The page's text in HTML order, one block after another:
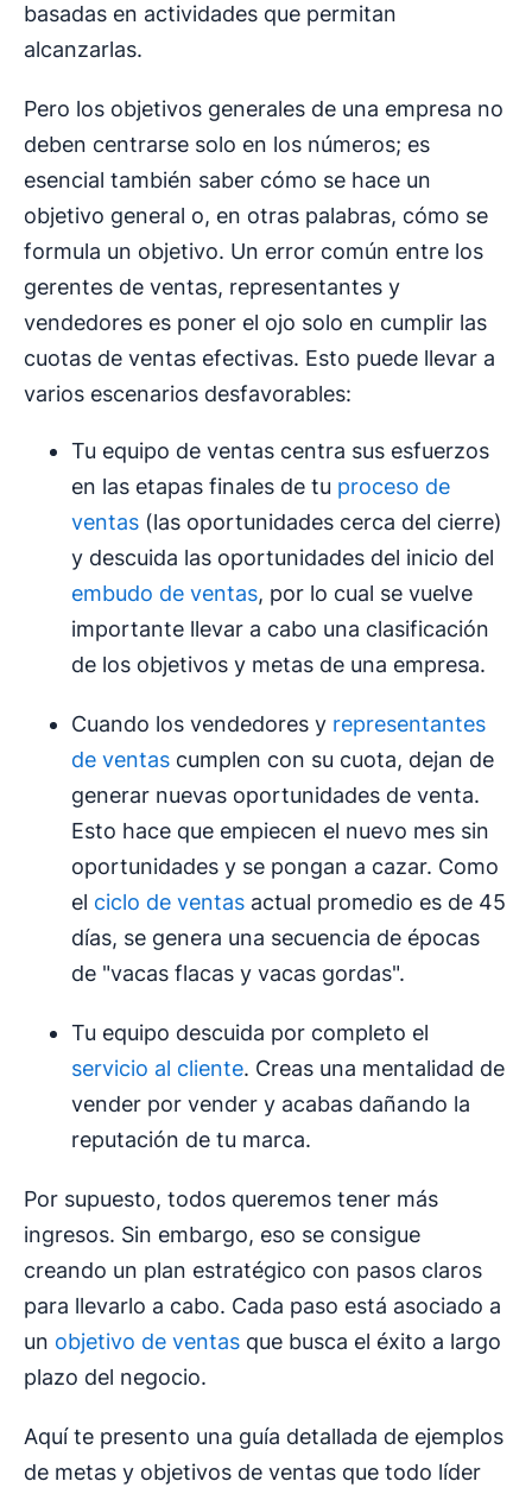
basadas en actividades que permitan
alcanzarlas.
Pero los objetivos generales de una empresa no
deben centrarse solo en los números; es
esencial también saber cómo se hace un
objetivo general o, en otras palabras, cómo se
formula un objetivo. Un error común entre los
gerentes de ventas, representantes y
vendedores es poner el ojo solo en cumplir las
cuotas de ventas efectivas. Esto puede llevar a
varios escenarios desfavorables:
Tu equipo de ventas centra sus esfuerzos
en las etapas finales de tu proceso de
ventas (las oportunidades cerca del cierre)
y descuida las oportunidades del inicio del
embudo de ventas, por lo cual se vuelve
importante llevar a cabo una clasificación
de los objetivos y metas de una empresa.
Cuando los vendedores y representantes
de ventas cumplen con su cuota, dejan de
generar nuevas oportunidades de venta.
Esto hace que empiecen el nuevo mes sin
oportunidades y se pongan a cazar. Como
el ciclo de ventas actual promedio es de 45
días, se genera una secuencia de épocas
de "vacas flacas y vacas gordas".
Tu equipo descuida por completo el
servicio al cliente. Creas una mentalidad de
vender por vender y acabas dañando la
reputación de tu marca.
Por supuesto, todos queremos tener más
ingresos. Sin embargo, eso se consigue
creando un plan estratégico con pasos claros
para llevarlo a cabo. Cada paso está asociado a
un objetivo de ventas que busca el éxito a largo
plazo del negocio.
Aquí te presento una guía detallada de ejemplos
de metas y objetivos de ventas que todo líder